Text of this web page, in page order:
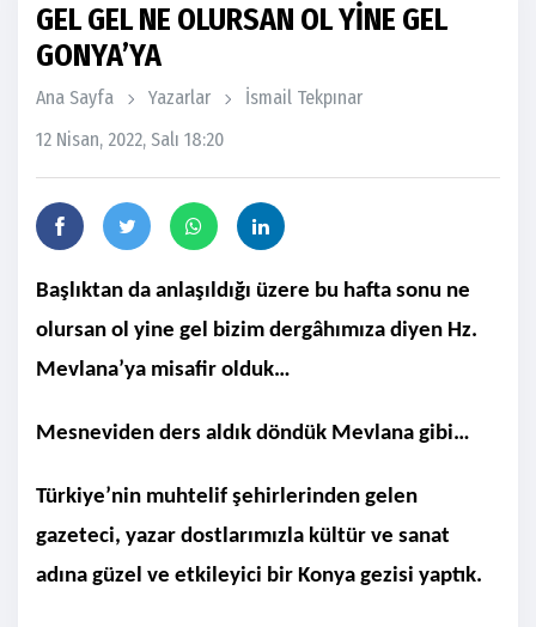
GEL GEL NE OLURSAN OL YİNE GEL
GONYA’YA
Ana Sayfa Yazarlar
İsmail Tekpınar
12 Nisan, 2022, Salı 18:20
Başlıktan da anlaşıldığı üzere bu hafta sonu ne
olursan ol yine gel bizim dergâhımıza diyen Hz.
Mevlana’ya misafir olduk…
Mesneviden ders aldık döndük Mevlana gibi…
Türkiye’nin muhtelif şehirlerinden gelen
gazeteci, yazar dostlarımızla kültür ve sanat
adına güzel ve etkileyici bir Konya gezisi yaptık.